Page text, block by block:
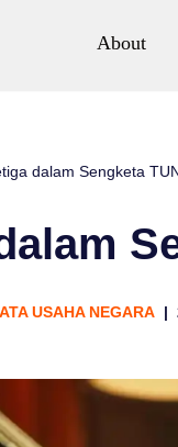
About
dalam Sengketa
USAHA NEGARA